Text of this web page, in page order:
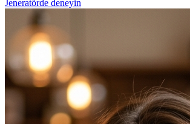
Jeneratörde deneyin